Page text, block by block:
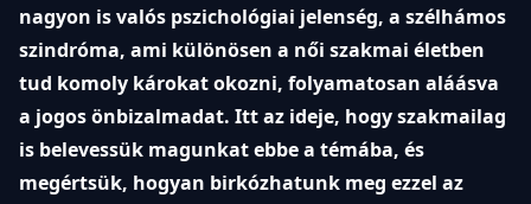
nagyon is valós pszichológiai jelenség, a szélhámos
szindróma, ami különösen a női szakmai életben
tud komoly károkat okozni, folyamatosan aláásva
a jogos önbizalmadat. Itt az ideje, hogy szakmailag
is belevessük magunkat ebbe a témába, és
megértsük, hogyan birkózhatunk meg ezzel az